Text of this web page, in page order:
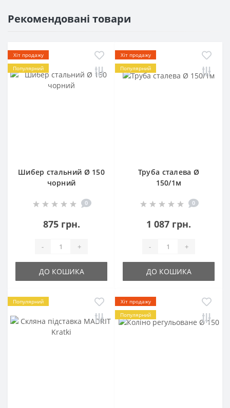
Рекомендовані товари
Хіт продажу
Популярний
Шибер стальний Ø 150
чорний
0
875 грн.
- +
ДО КОШИКА
Хіт продажу
Популярний
Труба сталева Ø
150/1м
0
1 087 грн.
- +
ДО КОШИКА
Популярний
Хіт продажу
Популярний